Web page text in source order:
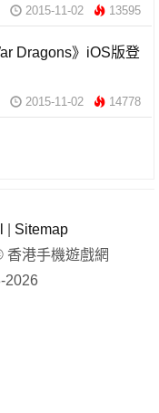
2015-11-02 13595
Dragons》iOS版登
2015-11-02 14778
Sitemap
香港手機遊戲網
2026